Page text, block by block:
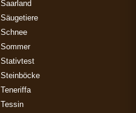
Saarland
Säugetiere
Schnee
Sommer
Stativtest
Steinböcke
Teneriffa
Tessin